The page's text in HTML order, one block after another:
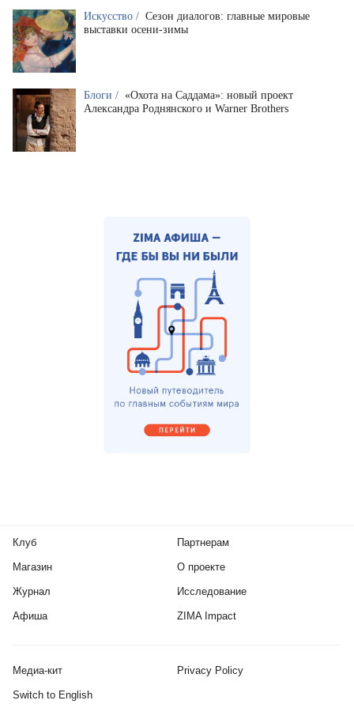
Искусство / Сезон диалогов: главные мировые
выставки осени-зимы
Блоги / «Охота на Саддама»: новый проект
Александра Роднянского и Warner Brothers
Клуб
Магазин
Журнал
Афиша
Партнерам
О проекте
Исследование
ZIMA Impact
Медиа-кит Privacy Policy
Switch to English